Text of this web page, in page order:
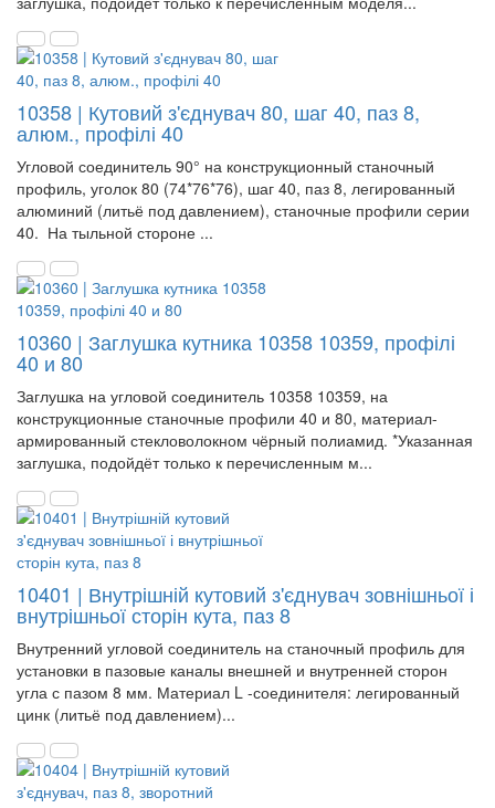
10358 | Кутовий з'єднувач 80, шаг 40, паз 8,
алюм., профілі 40
Угловой соединитель 90° на конструкционный станочный
профиль, уголок 80 (74*76*76), шаг 40, паз 8, легированный
алюминий (литьё под давлением), станочные профили серии
40. На тыльной стороне ...
10360 | Заглушка кутника 10358 10359, профілі
40 и 80
Заглушка на угловой соединитель 10358 10359, на
конструкционные станочные профили 40 и 80, материал-
армированный стекловолокном чёрный полиамид. *Указанная
заглушка, подойдёт только к перечисленным м...
10401 | Внутрішній кутовий з'єднувач зовнішньої і
внутрішньої сторін кута, паз 8
Внутренний угловой соединитель на станочный профиль для
установки в пазовые каналы внешней и внутренней сторон
угла с пазом 8 мм. Материал L -соединителя: легированный
цинк (литьё под давлением)...